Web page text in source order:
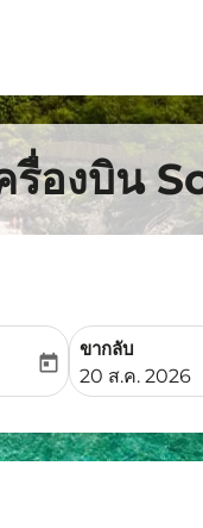
รื่องบิน
date-aria-label
today
ขากลับ
fc-booking-
20 ส.ค. 2026